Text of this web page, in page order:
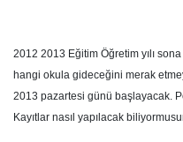
2012 2013 Eğitim Öğretim yılı
hangi okula gideceğini merak
2013 pazartesi günü başlayacak.
Kayıtlar nasıl yapılacak